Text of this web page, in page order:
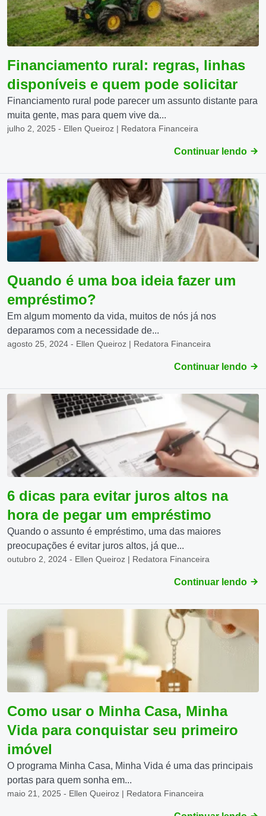
Financiamento rural: regras, linhas
disponíveis e quem pode solicitar
Financiamento rural pode parecer um assunto distante para
muita gente, mas para quem vive da...
julho 2, 2025 - Ellen Queiroz | Redatora Financeira
Continuar lendo
Quando é uma boa ideia fazer um
empréstimo?
Em algum momento da vida, muitos de nós já nos
deparamos com a necessidade de...
agosto 25, 2024 - Ellen Queiroz | Redatora Financeira
Continuar lendo
6 dicas para evitar juros altos na
hora de pegar um empréstimo
Quando o assunto é empréstimo, uma das maiores
preocupações é evitar juros altos, já que...
outubro 2, 2024 - Ellen Queiroz | Redatora Financeira
Continuar lendo
Como usar o Minha Casa, Minha
Vida para conquistar seu primeiro
imóvel
O programa Minha Casa, Minha Vida é uma das principais
portas para quem sonha em...
maio 21, 2025 - Ellen Queiroz | Redatora Financeira